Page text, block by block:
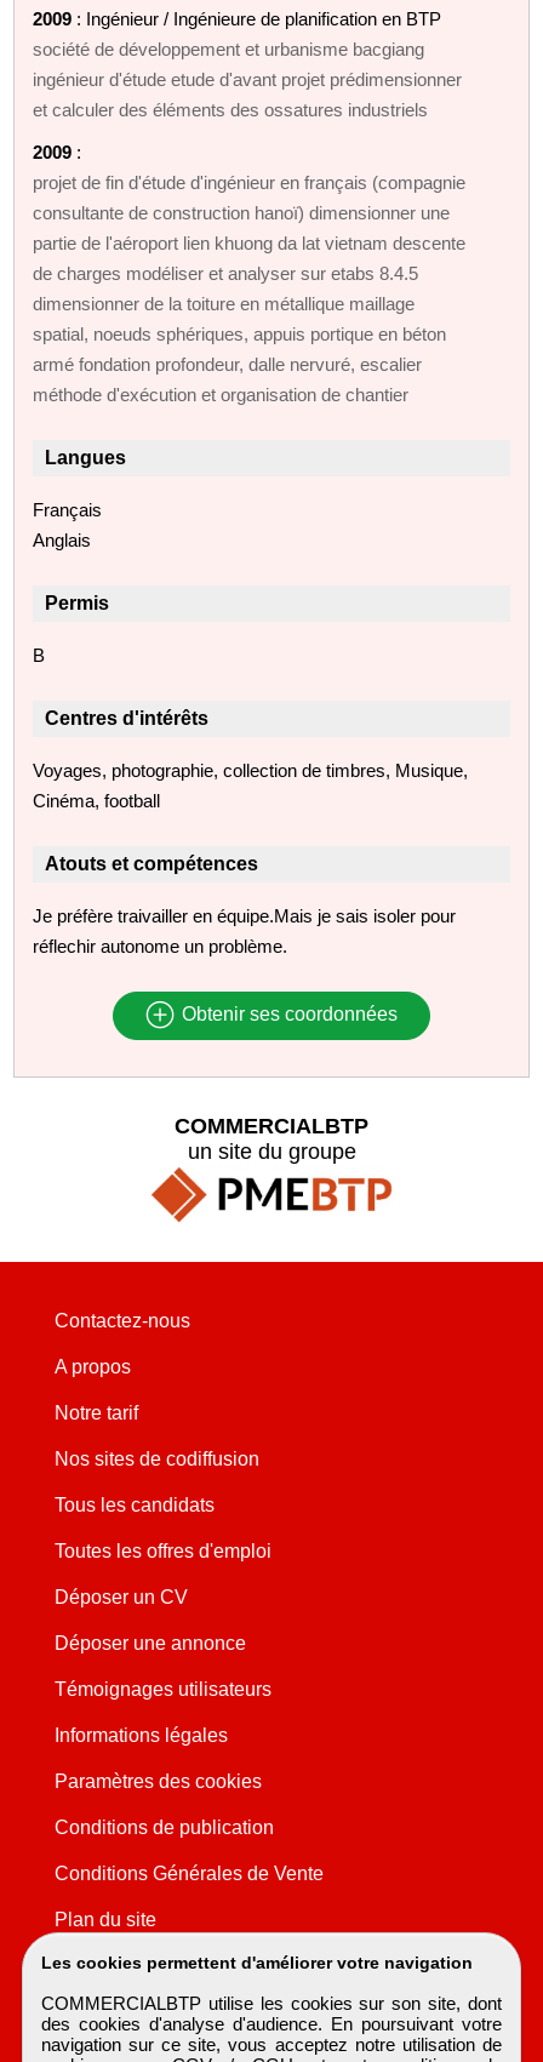
2009 : Ingénieur / Ingénieure de planification en BTP
société de développement et urbanisme bacgiang
ingénieur d'étude etude d'avant projet prédimensionner
et calculer des éléments des ossatures industriels
2009 :
projet de fin d'étude d'ingénieur en français (compagnie
consultante de construction hanoï) dimensionner une
partie de l'aéroport lien khuong da lat vietnam descente
de charges modéliser et analyser sur etabs 8.4.5
dimensionner de la toiture en métallique maillage
spatial, noeuds sphériques, appuis portique en béton
armé fondation profondeur, dalle nervuré, escalier
méthode d'exécution et organisation de chantier
Langues
Français
Anglais
Permis
B
Centres d'intérêts
Voyages, photographie, collection de timbres, Musique,
Cinéma, football
Atouts et compétences
Je préfère traivailler en équipe.Mais je sais isoler pour
réflechir autonome un problème.
Obtenir ses coordonnées
Les cookies permettent d'améliorer votre navigation
COMMERCIALBTP utilise les cookies sur son site, dont
des cookies d'analyse d'audience. En poursuivant votre
navigation sur ce site, vous acceptez notre utilisation de
COMMERCIALBTP
un site du groupe
Contactez-nous
A propos
Notre tarif
Nos sites de codiffusion
Tous les candidats
Toutes les offres d'emploi
Déposer un CV
Déposer une annonce
Témoignages utilisateurs
Informations légales
Paramètres des cookies
Conditions de publication
Conditions Générales de Vente
Plan du site